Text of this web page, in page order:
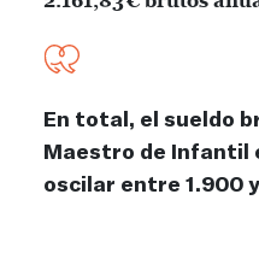
En total, el sueldo
Maestro de Infantil
oscilar entre 1.900